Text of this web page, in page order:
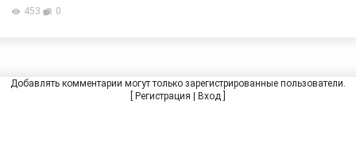
453 0
Добавлять комментарии могут только зарегистрированные пользователи.
Регистрация Вход